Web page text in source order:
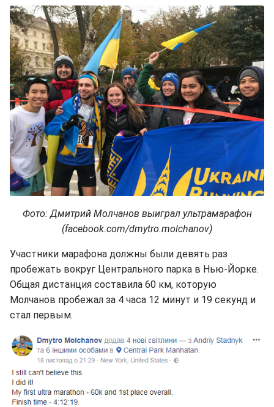
Фото: Дмитрий Молчанов выиграл ультрамарафон
(facebook.com/dmytro.molchanov)
Участники марафона должны были девять раз
пробежать вокруг Центрального парка в Нью-Йорке.
Общая дистанция составила 60 км, которую
Молчанов пробежал за 4 часа 12 минут и 19 секунд и
стал первым.